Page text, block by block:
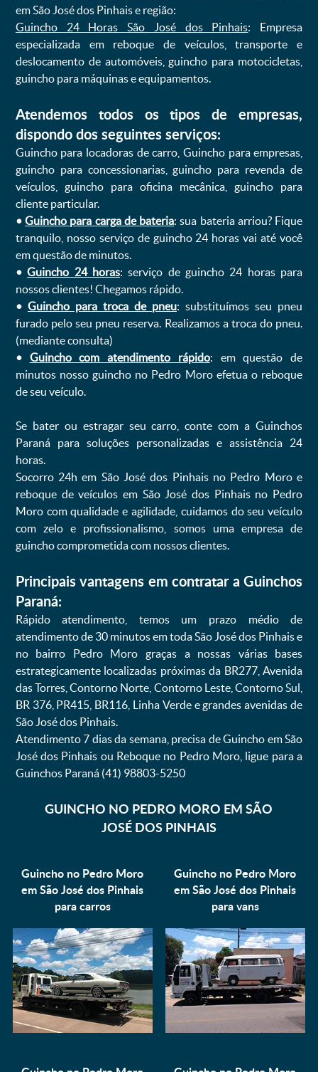
em São José dos Pinhais e região:
Guincho 24 Horas São José dos Pinhais: Empresa
especializada em reboque de veículos, transporte e
deslocamento de automóveis, guincho para motocicletas,
guincho para máquinas e equipamentos.
Atendemos todos os tipos de empresas,
dispondo dos seguintes serviços:
Guincho para locadoras de carro, Guincho para empresas,
guincho para concessionarias, guincho para revenda de
veículos, guincho para oficina mecânica, guincho para
cliente particular.
•Guincho para carga de bateria: sua bateria arriou? Fique
tranquilo, nosso serviço de guincho 24 horas vai até você
em questão de minutos.
•Guincho 24 horas: serviço de guincho 24 horas para
nossos clientes! Chegamos rápido.
• Guincho para troca de pneu: substituímos seu pneu
furado pelo seu pneu reserva. Realizamos a troca do pneu.
(mediante consulta)
• Guincho com atendimento rápido: em questão de
minutos nosso guincho no Pedro Moro efetua o reboque
de seu veículo.
Se bater ou estragar seu carro, conte com a Guinchos
Paraná para soluções personalizadas e assistência 24
horas.
Socorro 24h em São José dos Pinhais no Pedro Moro e
reboque de veículos em São José dos Pinhais no Pedro
Moro com qualidade e agilidade, cuidamos do seu veículo
com zelo e profissionalismo, somos uma empresa de
guincho comprometida com nossos clientes.
Principais vantagens em contratar a Guinchos
Paraná:
Rápido atendimento, temos um prazo médio de
atendimento de 30 minutos em toda São José dos Pinhais e
no bairro Pedro Moro graças a nossas várias bases
estrategicamente localizadas próximas da BR277, Avenida
das Torres, Contorno Norte, Contorno Leste, Contorno Sul,
BR 376, PR415, BR116, Linha Verde e grandes avenidas de
São José dos Pinhais.
Atendimento 7 dias da semana, precisa de Guincho em São
José dos Pinhais ou Reboque no Pedro Moro, ligue para a
Guinchos Paraná (41) 98803-5250
GUINCHO NO PEDRO MORO EM SÃO
JOSÉ DOS PINHAIS
Guincho no Pedro Moro
em São José dos Pinhais
paracarros
Guincho no Pedro Moro
em São José dos Pinhais
paravans